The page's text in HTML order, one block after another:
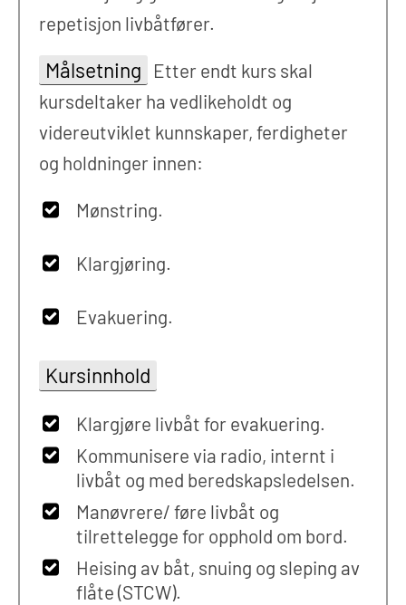
repetisjon livbåtfører.
Målsetning
Etter endt kurs skal
kursdeltaker ha vedlikeholdt og
videreutviklet kunnskaper, ferdigheter
og holdninger innen:
Mønstring.
Klargjøring.
Evakuering.
Kursinnhold
Klargjøre livbåt for evakuering.
Kommunisere via radio, internt i
livbåt og med beredskapsledelsen.
Manøvrere/ føre livbåt og
tilrettelegge for opphold om bord.
Heising av båt, snuing og sleping av
flåte (STCW).